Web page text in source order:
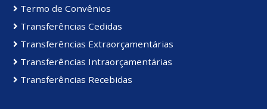
Termo de Convênios
Transferências Cedidas
Transferências Extraorçamentárias
Transferências Intraorçamentárias
Transferências Recebidas